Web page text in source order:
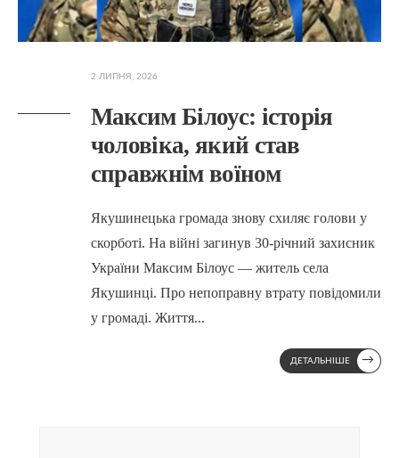
2 ЛИПНЯ, 2026
Максим Білоус: історія
чоловіка, який став
справжнім воїном
Якушинецька громада знову схиляє голови у
скорботі. На війні загинув 30-річний захисник
України Максим Білоус — житель села
Якушинці. Про непоправну втрату повідомили
у громаді. Життя...
ДЕТАЛЬНІШЕ →